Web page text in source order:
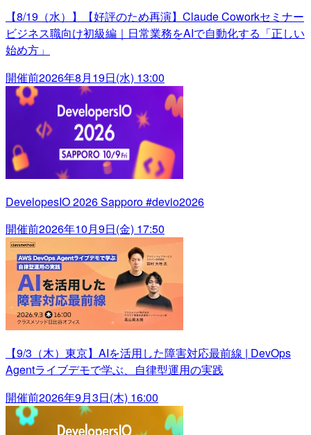
【8/19（水）】【好評のため再演】Claude Coworkセミナー
ビジネス職向け初級編｜日常業務をAIで自動化する「正しい
始め方」
開催前2026年8月19日(水) 13:00
DevelopesIO 2026 Sapporo #devio2026
開催前2026年10月9日(金) 17:50
【9/3（木）東京】AIを活用した障害対応最前線 | DevOps
Agentライブデモで学ぶ、自律型運用の実践
開催前2026年9月3日(木) 16:00